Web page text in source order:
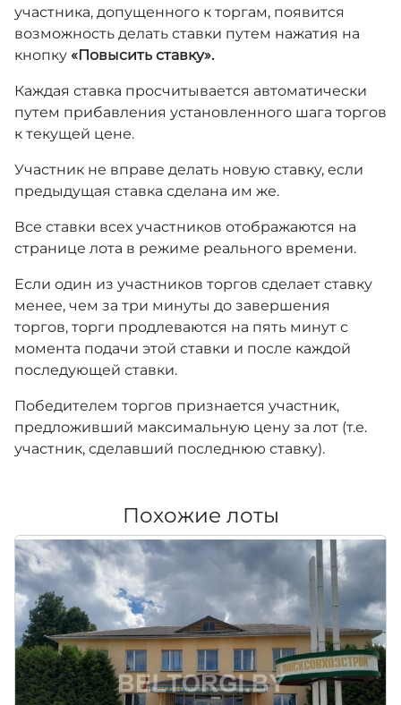
участника, допущенного к торгам, появится
возможность делать ставки путем нажатия на
кнопку «Повысить ставку».
Каждая ставка просчитывается автоматически
путем прибавления установленного шага торгов
к текущей цене.
Участник не вправе делать новую ставку, если
предыдущая ставка сделана им же.
Все ставки всех участников отображаются на
странице лота в режиме реального времени.
Если один из участников торгов сделает ставку
менее, чем за три минуты до завершения
торгов, торги продлеваются на пять минут с
момента подачи этой ставки и после каждой
последующей ставки.
Победителем торгов признается участник,
предложивший максимальную цену за лот (т.е.
участник, сделавший последнюю ставку).
Похожие лоты